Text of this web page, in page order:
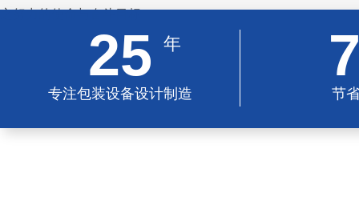
之努力的使命与奋斗目标
25 年
专注包装设备设计制造 节